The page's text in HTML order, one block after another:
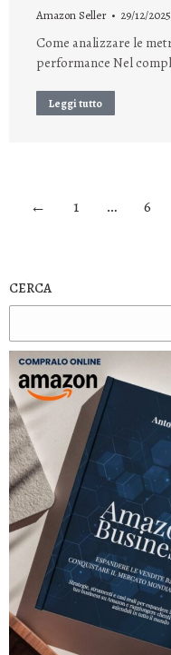
Amazon Seller 29/12/2025
Come analizzare le
performance Nel
Leggi tutto
← 1 … 6
CERCA